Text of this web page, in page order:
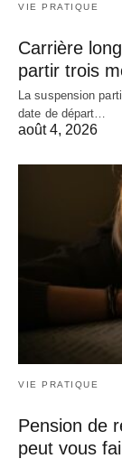
VIE PRATIQUE
Carrière
partir trois
La suspension
date de départ…
août 4, 2026
VIE PRATIQUE
Pension de
peut vous